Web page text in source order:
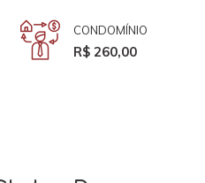
CONDOMÍNIO
R$ 260,00